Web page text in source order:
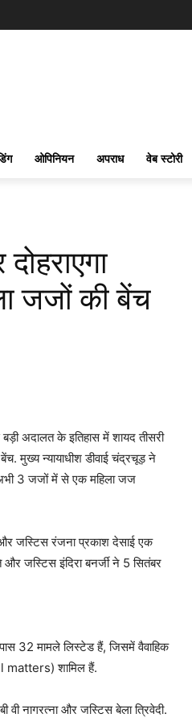
ओपिनियन अपराध वेब स्टोरी
जजों की बेंच
अदालत के इतिहास में शायद तीसरी
मुख्य न्यायाधीश डीवाई चंद्रचूड़ ने
अभी 3 जजों में से एक महिला जज
और जस्टिस रंजना प्रकाश देसाई एक
जस्टिस इंदिरा बनर्जी ने 5 सितंबर
32 मामले लिस्टेड हैं, जिसमें वैवाहिक
matters) शामिल हैं.
वी नागरत्ना और जस्टिस बेला त्रिवेदी.